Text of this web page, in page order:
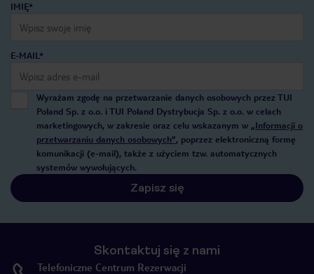
IMIĘ*
E-MAIL*
Wyrażam zgodę na przetwarzanie danych osobowych przez TUI
Poland Sp. z o.o. i TUI Poland Dystrybucja Sp. z o.o. w celach
marketingowych, w zakresie oraz celu wskazanym w „Informacji o
przetwarzaniu danych osobowych”, poprzez elektroniczną formę
komunikacji (e-mail), także z użyciem tzw. automatycznych
systemów wywołujących.
Zapisz się
Skontaktuj się z nami
Telefoniczne Centrum Rezerwacji